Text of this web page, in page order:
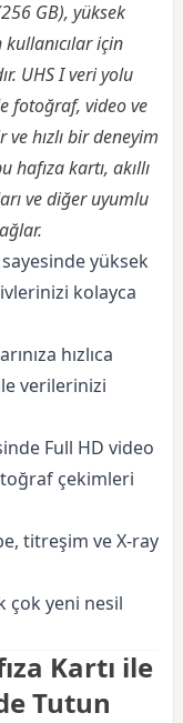
GB), yüksek
için
UHS I veri yolu
fotoğraf, video ve
hızlı bir deneyim
hafıza kartı, akıllı
ve diğer uyumlu
yüksek
kolayca
hızlıca
verilerinizi
Full HD video
çekimleri
titreşim ve X-ray
çok yeni nesil
Kartı ile
Tutun